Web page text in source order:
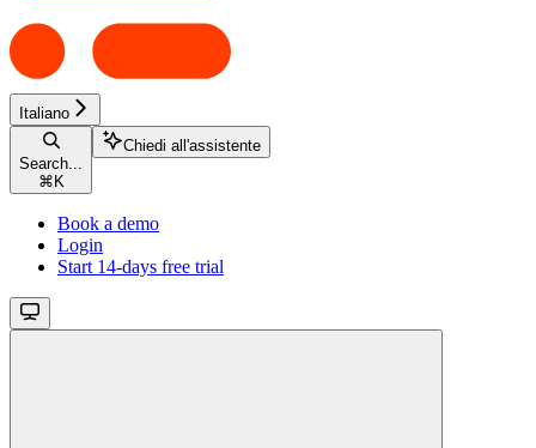
Italiano
Search...
⌘ K
Chiedi all'assistente
Book a demo
Login
Start 14-days free trial